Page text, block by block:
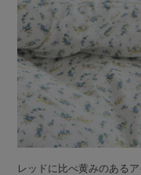
レッドに比べ黄みのある